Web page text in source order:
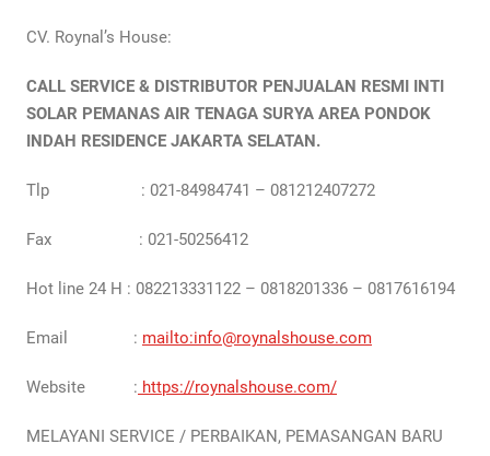
CV. Roynal’s House:
CALL SERVICE & DISTRIBUTOR PENJUALAN RESMI INTI
SOLAR PEMANAS AIR TENAGA SURYA AREA PONDOK
INDAH RESIDENCE JAKARTA SELATAN .
Tlp : 021-84984741 – 081212407272
Fax : 021-50256412
Hot line 24 H : 082213331122 – 0818201336 – 0817616194
Email : mailto:info@roynalshouse.com
Website : https://roynalshouse.com/
MELAYANI SERVICE / PERBAIKAN, PEMASANGAN BARU